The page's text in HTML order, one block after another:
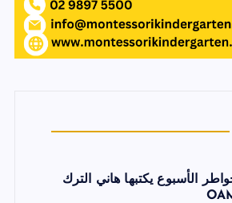
الأسبوع يكتبها هاني الترك